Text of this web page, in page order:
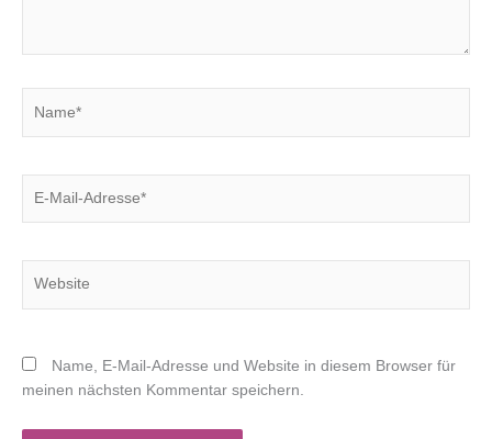
Name, E-Mail-Adresse und Website in diesem Browser für
meinen nächsten Kommentar speichern.